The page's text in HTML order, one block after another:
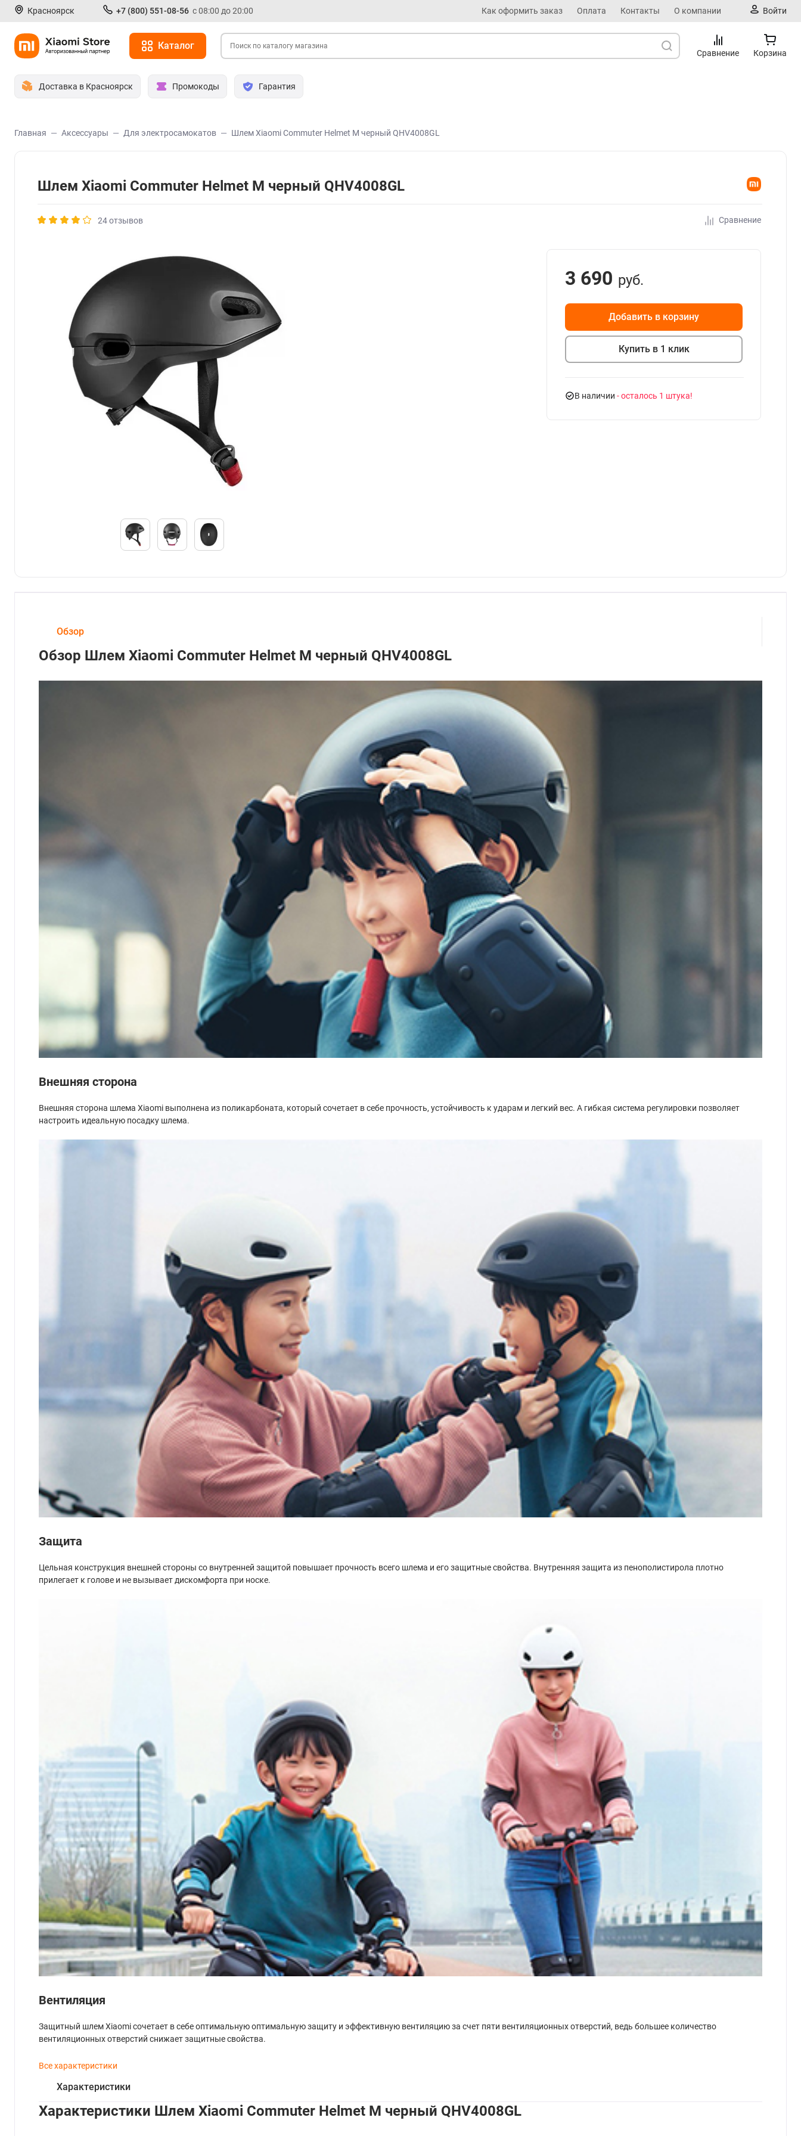
Красноярск +7 (800) 551-08-56 с 08:00 до 20:00 Как оформить заказ Оплата Контакты О компании Войти
Каталог
Сравнение Корзина
Доставка в Красноярск Промокоды Гарантия
Главная Аксессуары Для электросамокатов Шлем Xiaomi Commuter Helmet M черный QHV4008GL
Шлем Xiaomi Commuter Helmet M черный QHV4008GL
24 отзывов Сравнение
3 690 руб.
Добавить в корзину
Купить в 1 клик
В наличии - осталось 1 штука
Обзор
Обзор Шлем Xiaomi Commuter Helmet M черный QHV4008GL
Внешняя сторона
Внешняя сторона шлема Xiaomi выполнена из поликарбоната, который сочетает в себе прочность, устойчивость к ударам и легкий вес. А гибкая система регулировки позволяет
настроить идеальную посадку шлема.
Защита
Цельная конструкция внешней стороны со внутренней защитой повышает прочность всего шлема и его защитные свойства. Внутренняя защита из пенополистирола плотно
прилегает к голове и не вызывает дискомфорта при носке.
Вентиляция
Защитный шлем Xiaomi сочетает в себе оптимальную оптимальную защиту и эффективную вентиляцию за счет пяти вентиляционных отверстий, ведь большее количество
вентиляционных отверстий снижает защитные свойства.
Все характеристики
Характеристики
Характеристики Шлем Xiaomi Commuter Helmet M черный QHV4008GL